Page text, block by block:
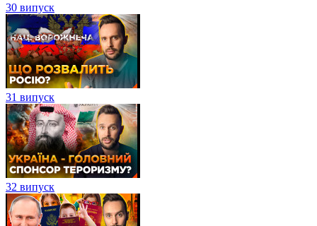
30 випуск
31 випуск
32 випуск